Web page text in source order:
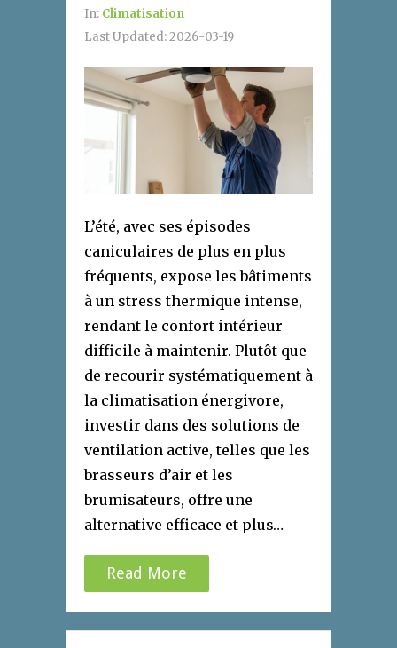
In: Climatisation
Last Updated:2026-03-19
L’été, avec ses épisodes
caniculaires de plus en plus
fréquents, expose les bâtiments
à un stress thermique intense,
rendant le confort intérieur
difficile à maintenir. Plutôt que
de recourir systématiquement à
la climatisation énergivore,
investir dans des solutions de
ventilation active, telles que les
brasseurs d’air et les
brumisateurs, offre une
alternative efficace et plus…
Read More